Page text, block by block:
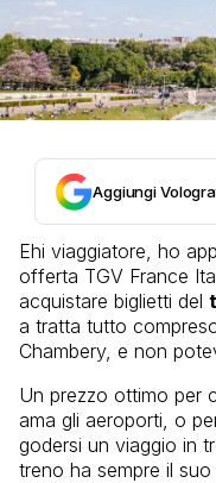
Aggiungi
Ehi viaggiatore, ho
offerta TGV France
acquistare biglietti del
a tratta tutto
Chambery, e non
Un prezzo ottimo per
ama gli aeroporti, o
godersi un viaggio in
treno ha sempre il